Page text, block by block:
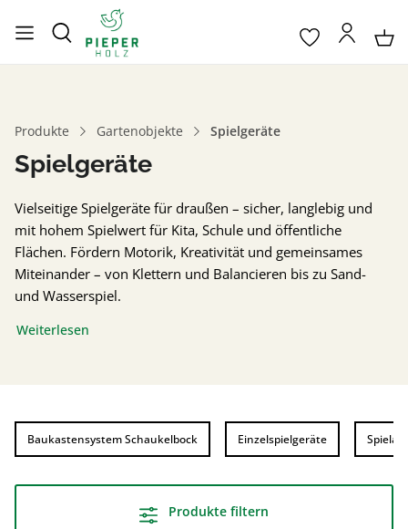
Produkte Gartenobjekte Spielgeräte
Spielgeräte
Vielseitige Spielgeräte für draußen – sicher, langlebig und
mit hohem Spielwert für Kita, Schule und öffentliche
Flächen. Fördern Motorik, Kreativität und gemeinsames
Miteinander – von Klettern und Balancieren bis zu Sand-
und Wasserspiel.
Weiterlesen
Baukastensystem Schaukelbock Einzelspielgeräte
Produkte filtern